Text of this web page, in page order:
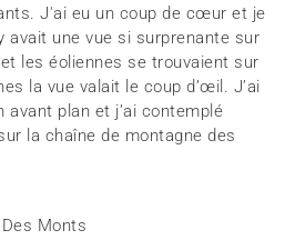
J'ai eu un coup de cœur et je
avait une vue si surprenante sur
les éoliennes se trouvaient sur
la vue valait le coup d’œil. J’ai
avant plan et j’ai contemplé
la chaîne de montagne des
Des Monts